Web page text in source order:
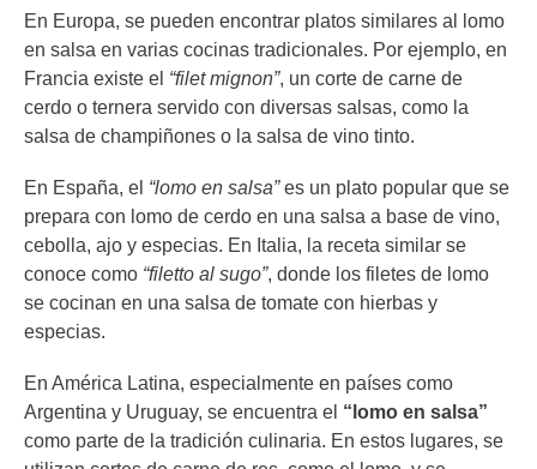
En Europa, se pueden encontrar platos similares al lomo
en salsa en varias cocinas tradicionales. Por ejemplo, en
Francia existe el “filet mignon”, un corte de carne de
cerdo o ternera servido con diversas salsas, como la
salsa de champiñones o la salsa de vino tinto.
En España, el “lomo en salsa”es un plato popular que se
prepara con lomo de cerdo en una salsa a base de vino,
cebolla, ajo y especias. En Italia, la receta similar se
conoce como “filetto al sugo”, donde los filetes de lomo
se cocinan en una salsa de tomate con hierbas y
especias.
En América Latina, especialmente en países como
Argentina y Uruguay, se encuentra el “lomo en salsa”
como parte de la tradición culinaria. En estos lugares, se